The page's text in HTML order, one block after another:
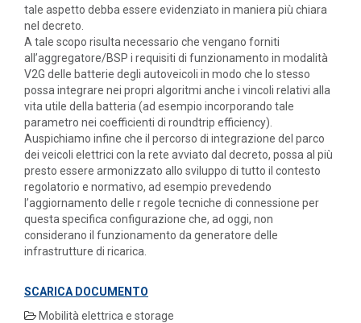
tale aspetto debba essere evidenziato in maniera più chiara
nel decreto.
A tale scopo risulta necessario che vengano forniti
all’aggregatore/BSP i requisiti di funzionamento in modalità
V2G delle batterie degli autoveicoli in modo che lo stesso
possa integrare nei propri algoritmi anche i vincoli relativi alla
vita utile della batteria (ad esempio incorporando tale
parametro nei coefficienti di roundtrip efficiency).
Auspichiamo infine che il percorso di integrazione del parco
dei veicoli elettrici con la rete avviato dal decreto, possa al più
presto essere armonizzato allo sviluppo di tutto il contesto
regolatorio e normativo, ad esempio prevedendo
l’aggiornamento delle r regole tecniche di connessione per
questa specifica configurazione che, ad oggi, non
considerano il funzionamento da generatore delle
infrastrutture di ricarica.
SCARICA DOCUMENTO
Mobilità elettrica e storage